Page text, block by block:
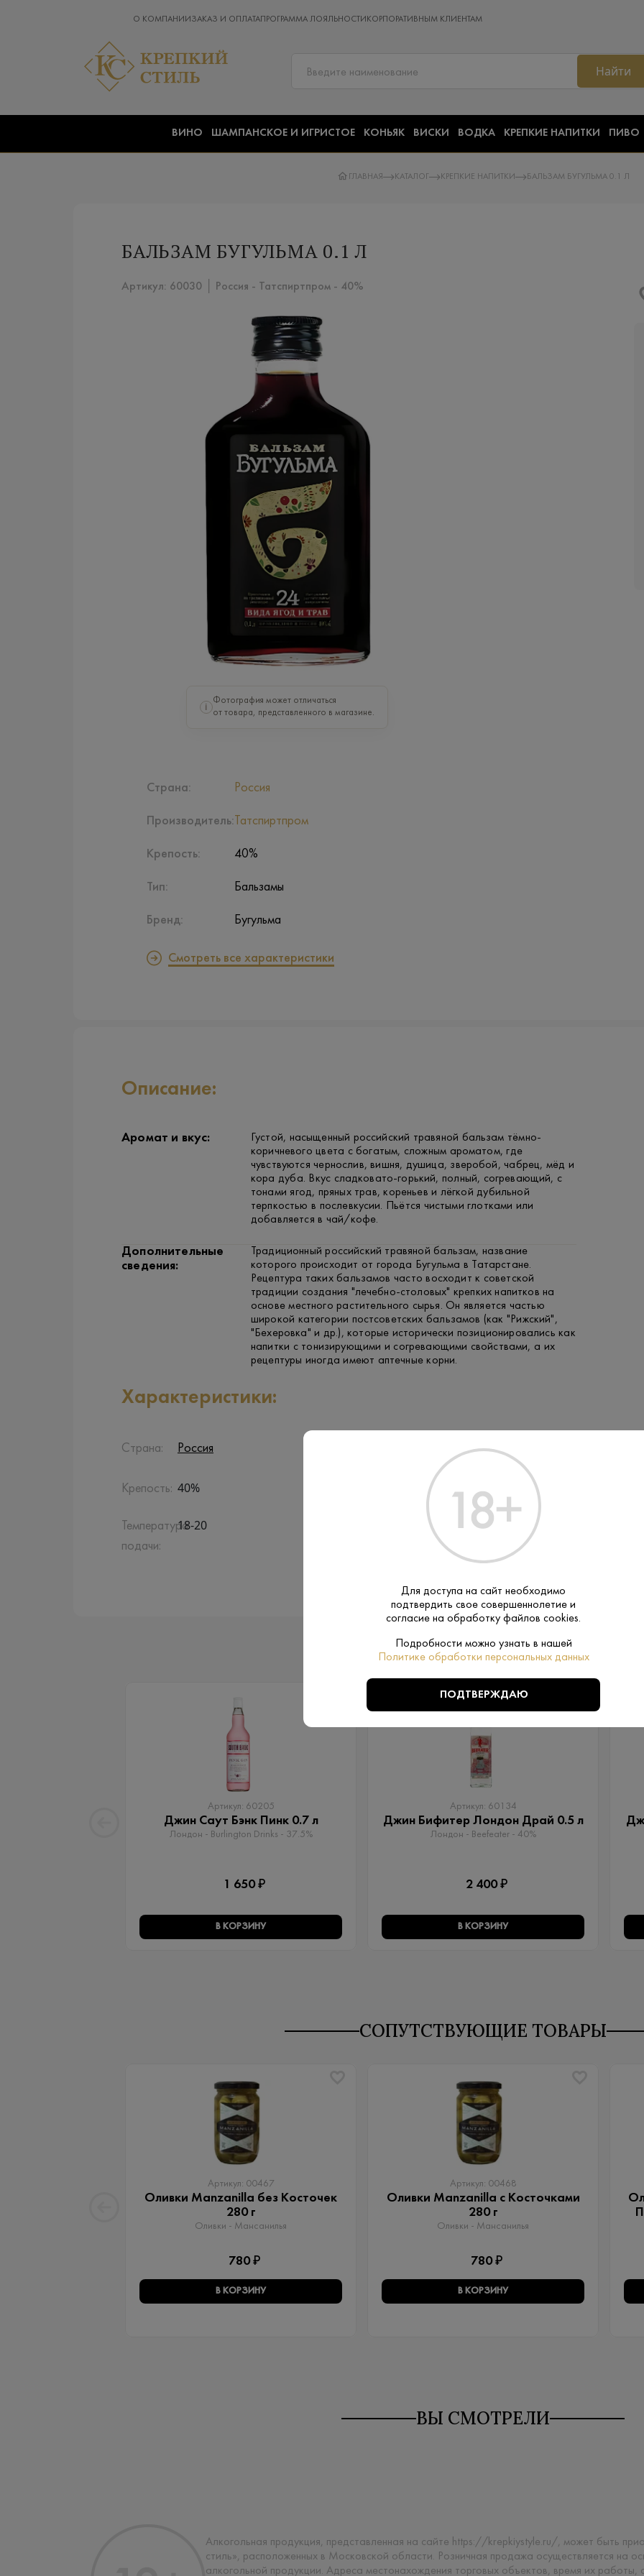
О КОМПАНИИ ЗАКАЗ И ОПЛАТАПРОГРАММА ЛОЯЛЬНОСТИ КОРПОРАТИВНЫМ КЛИЕНТАМ
Найти
ВИНО ШАМПАНСКОЕ И ИГРИСТОЕ КОНЬЯК ВИСКИ ВОДКА КРЕПКИЕ НАПИТКИ ПИВО
ГЛАВНАЯ КАТАЛОГ КРЕПКИЕ НАПИТКИ БАЛЬЗАМ БУГУЛЬМА 0.1 Л
БАЛЬЗАМ БУГУЛЬМА 0.1 Л
Артикул: 60030 │ Россия - Татспиртпром - 40%
i
Фотография может отличаться
от товара, представленного в магазине.
Страна:
Производитель:
Крепость:
Тип:
Бренд:
Россия
Татспиртпром
40%
Бальзамы
Бугульма
Смотреть все характеристики
Описание:
Аромат и вкус:
Густой, насыщенный российский травяной бальзам тёмно-
коричневого цвета с богатым, сложным ароматом, где
чувствуются чернослив, вишня, душица, зверобой, чабрец, мёд и
кора дуба. Вкус сладковато-горький, полный, согревающий, с
тонами ягод, пряных трав, кореньев и лёгкой дубильной
терпкостью в послевкусии. Пьётся чистыми глотками или
добавляется в чай/кофе.
Дополнительные
сведения:
Традиционный российский травяной бальзам, название
которого происходит от города Бугульма в Татарстане.
Рецептура таких бальзамов часто восходит к советской
традиции создания "лечебно-столовых" крепких напитков на
основе местного растительного сырья. Он является частью
широкой категории постсоветских бальзамов (как "Рижский",
"Бехеровка" и др.), которые исторически позиционировались как
напитки с тонизирующими и согревающими свойствами, а их
рецептуры иногда имеют аптечные корни.
Характеристики:
Страна: Россия
Крепость: 40% Бренд:
Температура
подачи:
18-20 Тип:
ПОХОЖИЕ
Артикул: 60205
Джин Саут Бэнк Пинк 0.7 л
Лондон - Burlington Drinks - 37.5%
1 650 ₽
В КОРЗИНУ
Артикул: 60134
Джин Бифитер Лондон Драй 0.5 л
Лондон - Beefeater - 40%
2 400 ₽
В КОРЗИНУ
СОПУТСТВУЮЩИЕ ТОВАРЫ
Артикул: 00467
Оливки Manzanilla без Косточек
280 г
Оливки - Мансанилья
780 ₽
В КОРЗИНУ
Артикул: 00468
Оливки Manzanilla с Косточками
280 г
Оливки - Мансанилья
780 ₽
В КОРЗИНУ
ВЫ СМОТРЕЛИ
Алкогольная продукция, представленная на сайте https://krepkiystyle.ru/, может быть
стиль», расположенных в Московской области. Розничная продажа осуществляется на
алкогольной продукции. Адреса местонахождения торговых объектов, время их
Для доступа на сайт необходимо
подтвердить свое совершеннолетие и
согласие на обработку файлов cookies.
Подробности можно узнать в нашей
Политике обработки персональных данных
ПОДТВЕРЖДАЮ